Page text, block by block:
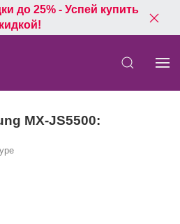
до 25% - Успей купить
MX-JS5500: